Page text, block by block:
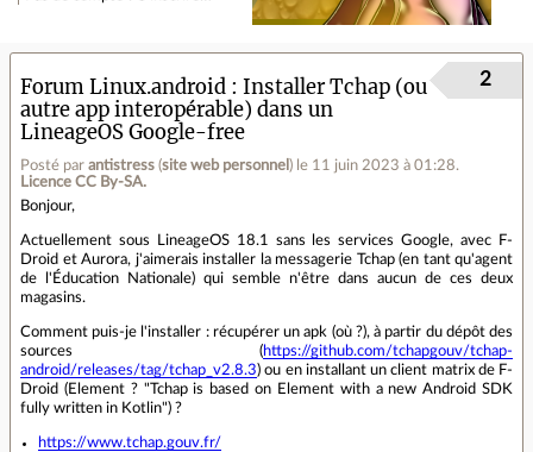
Forum Linux.android
Installer Tchap (ou
autre app interopérable) dans un
LineageOS Google-free
Posté par antistress (site web personnel ) le 11 juin 2023 à 01:28.
Licence CC By‑SA.
2
Bonjour,
Actuellement sous LineageOS 18.1 sans les services Google, avec F-
Droid et Aurora, j'aimerais installer la messagerie Tchap (en tant qu'agent
de l'Éducation Nationale) qui semble n'être dans aucun de ces deux
magasins.
Comment puis-je l'installer : récupérer un apk (où ?), à partir du dépôt des
sources (https://github.com/tchapgouv/tchap-
android/releases/tag/tchap_v2.8.3) ou en installant un client matrix de F-
Droid (Element ? "Tchap is based on Element with a new Android SDK
fully written in Kotlin") ?
https://www.tchap.gouv.fr/